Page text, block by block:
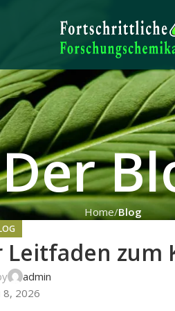
Der
Home Blog
zum
admin
8, 2026